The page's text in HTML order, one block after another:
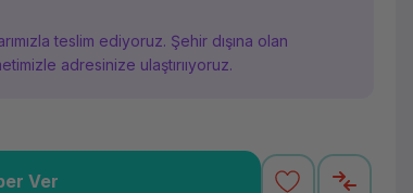
teslim ediyoruz. Şehir dışına olan
adresinize ulaştırııyoruz.
Ver